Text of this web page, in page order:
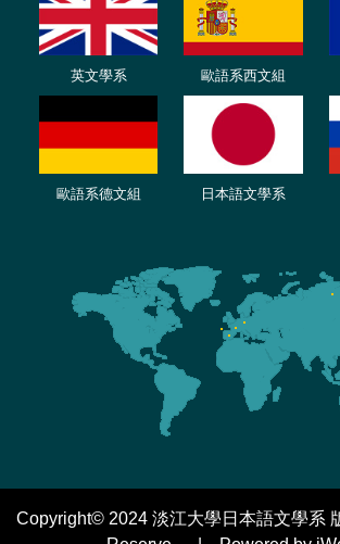
英文學系 歐語系西文組
歐語系德文組 日本語文學系
Copyright© 2024 淡江大學日本語文學系